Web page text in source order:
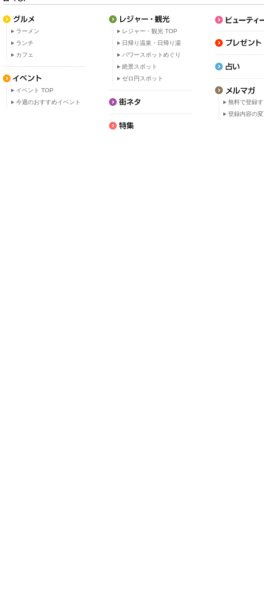
ラーメン
ランチ
カフェ
イベント TOP
今週のおすすめイベント
レジャー・観光 TOP
日帰り温泉・日帰り湯
パワースポットめぐり
絶景スポット
ゼロ円スポット
無料で登録
登録内容の